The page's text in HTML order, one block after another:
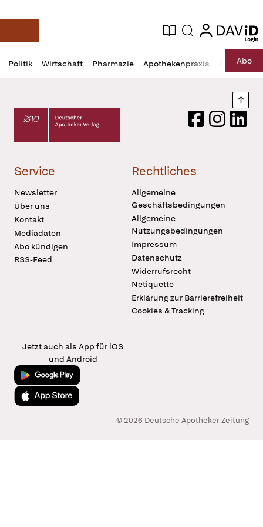
Deutsche Apotheker Zeitung
Aktuelle Ausgabe
Suche login
login
Politik Wirtschaft Pharmazie Apothekenpraxis RechtAbo
Profil
öffnen
Daz
Pur
Deutscher Apotheker Verlag Logo
FacebookInstagram
Service
Newsletter
Über uns
Kontakt
Mediadaten
Abo kündigen
RSS-Feed
Rechtliches
Allgemeine
Geschäftsbedingungen
Allgemeine
Nutzungsbedingungen
Impressum
Datenschutz
Widerrufsrecht
Netiquette
Erklärung zur Barrierefreiheit
Cookies & Tracking
Jetzt auch als App für iOS
und Android
Jetzt bei Google Play
Laden im App Store
© 2026 Deutsche Apotheker Zeitung